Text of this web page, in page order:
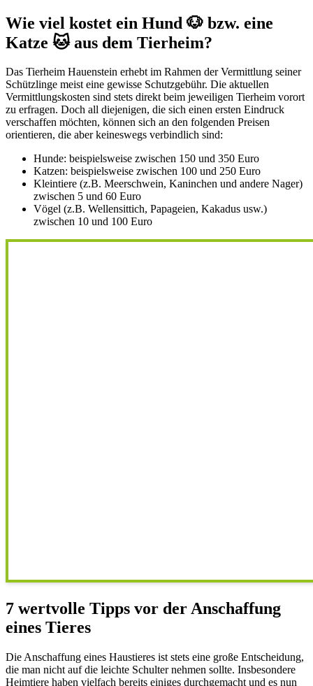
Wie viel kostet ein Hund 🐶 bzw. eine
Katze 🐱 aus dem Tierheim?
Das Tierheim Hauenstein erhebt im Rahmen der Vermittlung seiner
Schützlinge meist eine gewisse Schutzgebühr. Die aktuellen
Vermittlungskosten sind stets direkt beim jeweiligen Tierheim vorort
zu erfragen. Doch all diejenigen, die sich einen ersten Eindruck
verschaffen möchten, können sich an den folgenden Preisen
orientieren, die aber keineswegs verbindlich sind:
Hunde: beispielsweise zwischen 150 und 350 Euro
Katzen: beispielsweise zwischen 100 und 250 Euro
Kleintiere (z.B. Meerschwein, Kaninchen und andere Nager)
zwischen 5 und 60 Euro
Vögel (z.B. Wellensittich, Papageien, Kakadus usw.)
zwischen 10 und 100 Euro
7 wertvolle Tipps vor der Anschaffung
eines Tieres
Die Anschaffung eines Haustieres ist stets eine große Entscheidung,
die man nicht auf die leichte Schulter nehmen sollte. Insbesondere
Heimtiere haben vielfach bereits einiges durchgemacht und es nun